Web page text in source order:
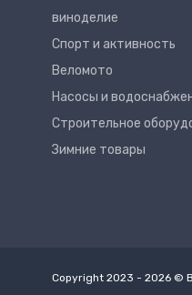
виноделие
Спорт и активность
Веломото
Насосы и
Строительное
Зимние товары
Copyright 2023 - 2026 ©